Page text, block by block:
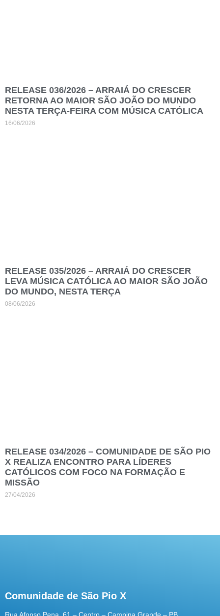
RELEASE 036/2026 – ARRAIÁ DO CRESCER
RETORNA AO MAIOR SÃO JOÃO DO MUNDO
NESTA TERÇA-FEIRA COM MÚSICA CATÓLICA
16/06/2026
RELEASE 035/2026 – ARRAIÁ DO CRESCER
LEVA MÚSICA CATÓLICA AO MAIOR SÃO JOÃO
DO MUNDO, NESTA TERÇA
08/06/2026
RELEASE 034/2026 – COMUNIDADE DE SÃO PIO
X REALIZA ENCONTRO PARA LÍDERES
CATÓLICOS COM FOCO NA FORMAÇÃO E
MISSÃO
27/04/2026
Comunidade de São Pio X